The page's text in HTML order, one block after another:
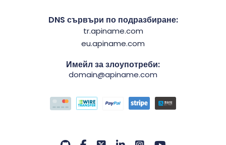
DNS сървъри по подразбиране:
tr.apiname.com
eu.apiname.com
Имейл за злоупотреби:
domain@apiname.com